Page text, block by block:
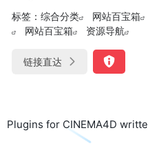
标签： 综合分类 网站百宝箱
网站百宝箱
资源导航
链接直达
Plugins for CINEMA4D